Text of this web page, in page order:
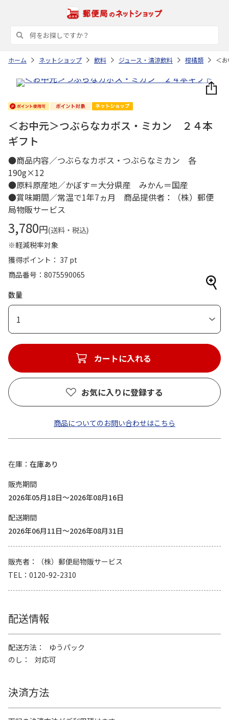
ホーム ネットショップ 飲料 ジュース・清涼飲料 柑橘類 ＜
＜お中元＞つぶらなカボス・ミカン ２４本
ギフト
●商品内容／つぶらなカボス・つぶらなミカン 各
190g×12
●原料原産地／かぼす＝大分県産 みかん＝国産
●賞味期間／常温で1年7ヵ月 商品提供者：（株）郵便
局物販サービス
3,780円(送料・税込)
※軽減税率対象
獲得ポイント： 37 pt
商品番号
8075590065
数量
1
カートに入れる
お気に入りに登録する
商品についてのお問い合わせはこちら
在庫
在庫あり
販売期間
2026年05月18日～2026年08月16日
配送期間
2026年06月11日～2026年08月31日
販売者
（株）郵便局物販サービス
TEL
0120-92-2310
配送情報
配送方法
ゆうパック
のし
対応可
決済方法